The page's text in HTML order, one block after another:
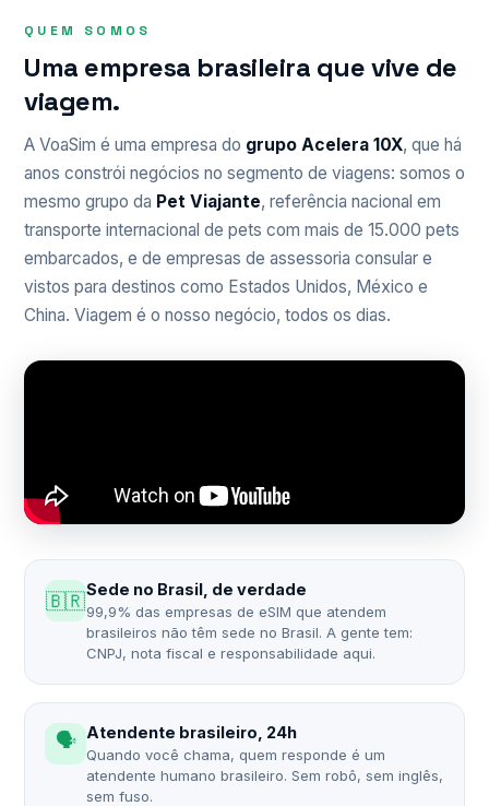
QUEM SOMOS
Uma empresa brasileira que vive de
viagem.
A VoaSim é uma empresa do grupo Acelera 10X, que há
anos constrói negócios no segmento de viagens: somos o
mesmo grupo da Pet Viajante, referência nacional em
transporte internacional de pets com mais de 15.000 pets
embarcados, e de empresas de assessoria consular e
vistos para destinos como Estados Unidos, México e
China. Viagem é o nosso negócio, todos os dias.
🇧🇷Sede no Brasil, de verdade
99,9% das empresas de eSIM que atendem
brasileiros não têm sede no Brasil. A gente tem:
CNPJ, nota fiscal e responsabilidade aqui.
🗣️ Atendente brasileiro, 24h
Quando você chama, quem responde é um
atendente humano brasileiro. Sem robô, sem inglês,
sem fuso.